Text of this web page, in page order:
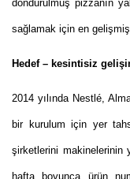
dondurulmuş pizzanın
sağlamak için en
Hedef – kesintisiz
2014 yılında Nestlé,
bir kurulum için yer
şirketlerini makinelerinin
hafta boyunca ürün